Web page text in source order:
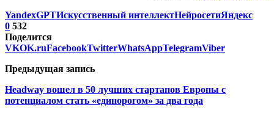
YandexGPTИскусственный интеллектНейросетиЯндекс
0 532
Поделится
VKOK.ruFacebookTwitterWhatsAppTelegramViber
Предыдущая запись
Headway вошел в 50 лучших стартапов Европы с
потенциалом стать «единорогом» за два года